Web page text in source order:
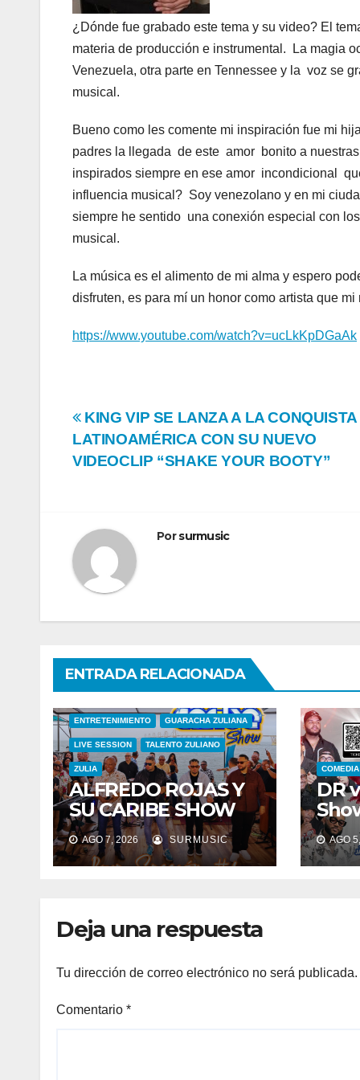
¿Dónde fue grabado este tema y su video? El
materia de producción e instrumental. La magia
Venezuela, otra parte en Tennessee y la voz se
musical.
Bueno como les comente mi inspiración fue mi
padres la llegada de este amor bonito a
inspirados siempre en ese amor incondicional
influencia musical? Soy venezolano y en mi
siempre he sentido una conexión especial con
musical.
La música es el alimento de mi alma y espero
disfruten, es para mí un honor como artista que
https://www.youtube.com/watch?v=ucLkKpDGaAk
Navegación
de
KING VIP SE LANZA A LA CONQUISTA
LATINOAMÉRICA CON SU NUEVO
VIDEOCLIP “SHAKE YOUR BOOTY”
Porsurmusic
ENTRADA RELACIONADA
ENTRETENIMIENTO GUARACHA ZULIANA
LIVE SESSION TALENTO ZULIANO
ZULIA
ALFREDO ROJAS Y
SU CARIBE SHOW
CELEBRARON 27
AÑOS DE
TRAYECTORIA CON
«LIVE SESSION #1»
AGO 7, 2026 SURMUSIC
COMEDIA
DR
15AGO
Deja una respuesta
Tu dirección de correo electrónico no será publicada.
Comentario *